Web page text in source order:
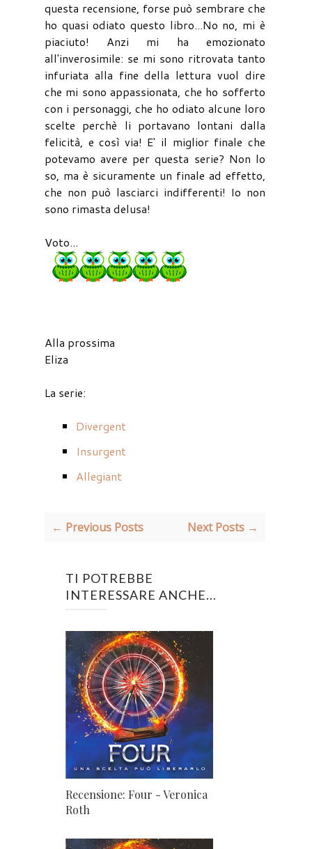
questa recensione, forse può sembrare che
ho quasi odiato questo libro...No no, mi è
piaciuto! Anzi mi ha emozionato
all'inverosimile: se mi sono ritrovata tanto
infuriata alla fine della lettura vuol dire
che mi sono appassionata, che ho sofferto
con i personaggi, che ho odiato alcune loro
scelte perchè li portavano lontani dalla
felicità, e così via! E' il miglior finale che
potevamo avere per questa serie? Non lo
so, ma è sicuramente un finale ad effetto,
che non può lasciarci indifferenti! Io non
sono rimasta delusa!
Voto...
Alla prossima
Eliza
La serie:
Divergent
Insurgent
Allegiant
← Previous Posts Next Posts →
TI POTREBBE
INTERESSARE ANCHE...
Recensione: Four - Veronica
Roth